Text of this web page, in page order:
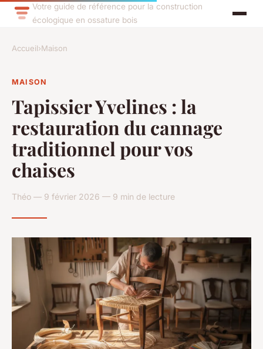
Votre guide de référence pour la construction
écologique en ossature bois
Accueil›Maison
MAISON
Tapissier Yvelines : la
restauration du cannage
traditionnel pour vos
chaises
Théo — 9 février 2026 — 9 min de lecture